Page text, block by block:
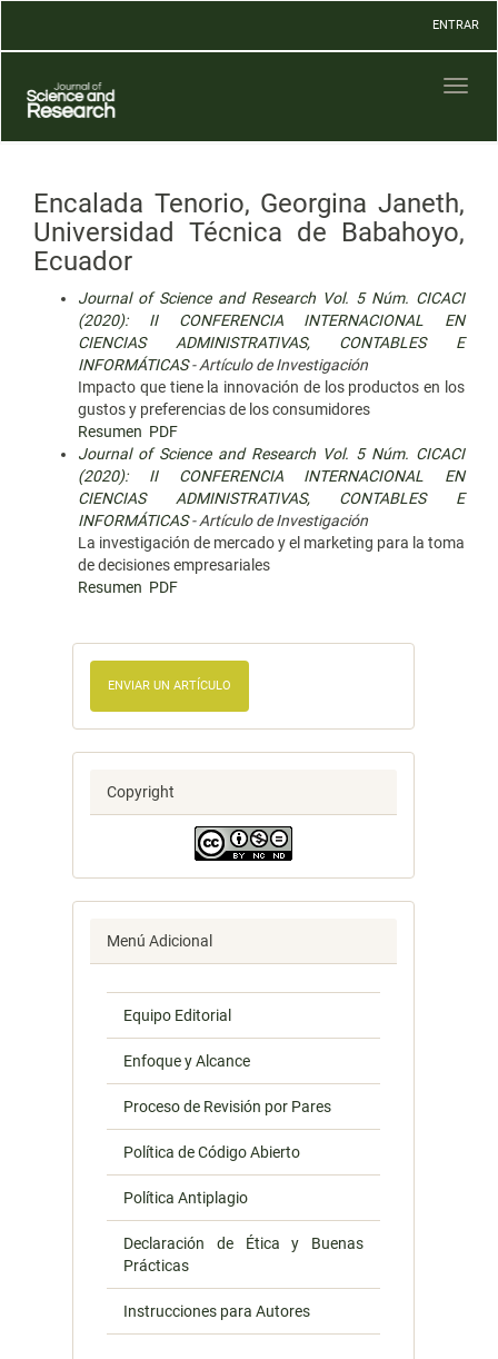
Contenido
Barra
lateral
ENTRAR
Encalada Tenorio, Georgina Janeth,
Universidad Técnica de Babahoyo,
Ecuador
Journal of Science and Research Vol. 5 Núm. CICACI
(2020): II CONFERENCIA INTERNACIONAL EN
CIENCIAS ADMINISTRATIVAS, CONTABLES E
INFORMÁTICAS- Artículo de Investigación
Impacto que tiene la innovación de los productos en los
gustos y preferencias de los consumidores
Resumen PDF
Journal of Science and Research Vol. 5 Núm. CICACI
(2020): II CONFERENCIA INTERNACIONAL EN
CIENCIAS ADMINISTRATIVAS, CONTABLES E
INFORMÁTICAS- Artículo de Investigación
La investigación de mercado y el marketing para la toma
de decisiones empresariales
Resumen PDF
ENVIAR UN ARTÍCULO
Copyright
Menú Adicional
Equipo Editorial
Enfoque y Alcance
Proceso de Revisión por Pares
Política de Código Abierto
Política Antiplagio
Declaración de Ética y Buenas
Prácticas
Instrucciones para Autores